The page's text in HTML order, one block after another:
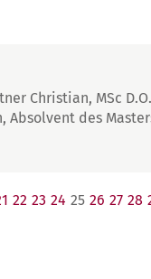
Christian, MSc D.O.
Absolvent des
22 23 24 25 26 27 28